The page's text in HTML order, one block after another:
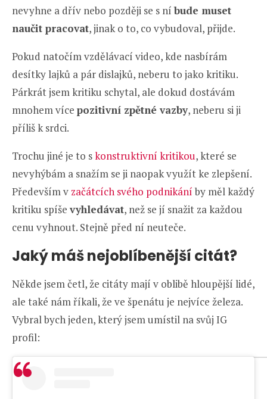
nevyhne a dřív nebo později se s ní bude muset
naučit pracovat, jinak o to, co vybudoval, přijde.
Pokud natočím vzdělávací video, kde nasbírám
desítky lajků a pár dislajků, neberu to jako kritiku.
Párkrát jsem kritiku schytal, ale dokud dostávám
mnohem více pozitivní zpětné vazby, neberu si ji
příliš k srdci.
Trochu jiné je to skonstruktivní kritikou, které se
nevyhýbám a snažím se ji naopak využít ke zlepšení.
Především v začátcích svého podnikání by měl každý
kritiku spíše vyhledávat, než se jí snažit za každou
cenu vyhnout. Stejně před ní neuteče.
Jaký máš nejoblíbenější citát?
Někde jsem četl, že citáty mají v oblibě hloupější lidé,
ale také nám říkali, že ve špenátu je nejvíce železa.
Vybral bych jeden, který jsem umístil na svůj IG
profil: